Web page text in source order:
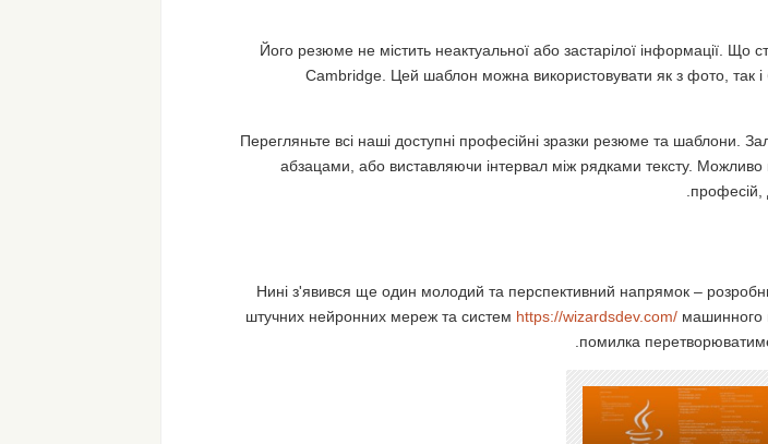
Його резюме не містить неактуальної або застарілої інформації.
Cambridge. Цей шаблон можна використовувати як з фото, так і
Перегляньте всі наші доступні професійні зразки резюме та шаблони.
абзацами, або виставляючи інтервал між рядками тексту.
професій,
Нині з'явився ще один молодий та перспективний напрямок –
штучних нейронних мереж та систем https://wizardsdev.com/ машинного
помилка